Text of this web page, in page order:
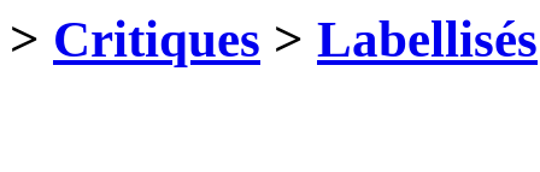
> Critiques > Labellisés